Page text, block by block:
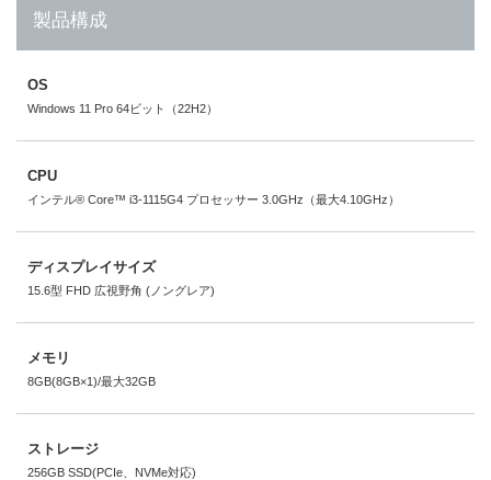
製品構成
OS
Windows 11 Pro 64ビット（22H2）
CPU
インテル® Core™ i3-1115G4 プロセッサー 3.0GHz（最大4.10GHz）
ディスプレイサイズ
15.6型 FHD 広視野角 (ノングレア)
メモリ
8GB(8GB×1)/最大32GB
ストレージ
256GB SSD(PCIe、NVMe対応)